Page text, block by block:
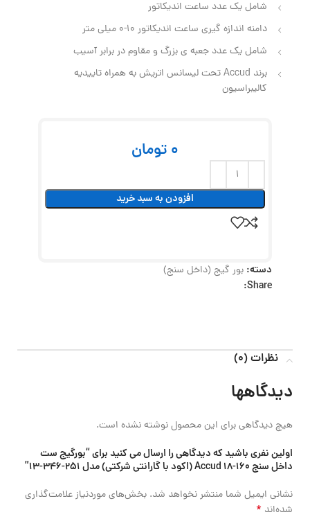
شامل یک عدد ساعت اندیکاتور
دامنه اندازه گیری ساعت اندیکاتور 10-0 میلی متر
شامل یک عدد جعبه ی بزرگ و مقاوم در برابر آسیب
برند Accud تحت لیسانس اتریش به همراه تاییدیه
کالیبراسیون
0 تومان
افزودن به سبد خرید
دسته: بور گیج (داخل سنج)
Share:
نظرات (0)
دیدگاهها
هیچ دیدگاهی برای این محصول نوشته نشده است.
اولین نفری باشید که دیدگاهی را ارسال می کنید برای “بورگیج ست
داخل سنج 160-18 Accud (اکود با گارانتی شرکتی) مدل 251-346-13”
نشانی ایمیل شما منتشر نخواهد شد. بخش‌های موردنیاز علامت‌گذاری
شده‌اند *